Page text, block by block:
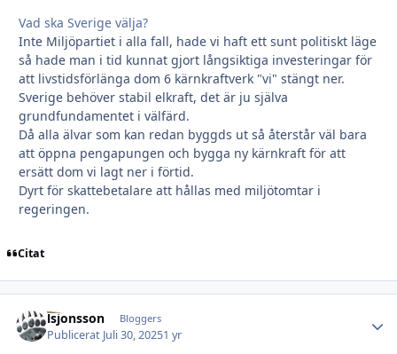
Vad ska Sverige välja?
Inte Miljöpartiet i alla fall, hade vi haft ett sunt politiskt läge
så hade man i tid kunnat gjort långsiktiga investeringar för
att livstidsförlänga dom 6 kärnkraftverk "vi" stängt ner.
Sverige behöver stabil elkraft, det är ju själva
grundfundamentet i välfärd.
Då alla älvar som kan redan byggds ut så återstår väl bara
att öppna pengapungen och bygga ny kärnkraft för att
ersätt dom vi lagt ner i förtid.
Dyrt för skattebetalare att hållas med miljötomtar i
regeringen.
Citat
lsjonsson Bloggers
Publicerat Juli 30, 20251 yr